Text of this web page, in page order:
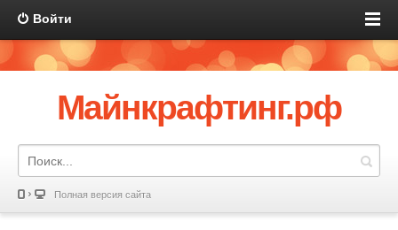
Войти
Майнкрафтинг.рф
Полная версия сайта